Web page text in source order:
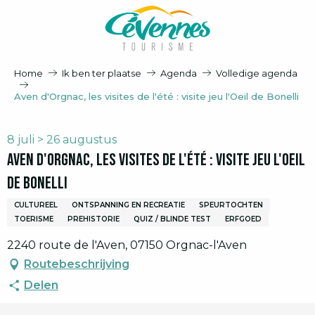
Home Ik ben ter plaatse Agenda Volledige agenda
Aven d'Orgnac, les visites de l'été : visite jeu l'Oeil de Bonelli
8 juli > 26 augustus
Aven d'Orgnac, les visites de l'été : visite jeu l'Oeil
de Bonelli
CULTUREEL ONTSPANNING EN RECREATIE
SPEURTOCHTEN
TOERISME
PREHISTORIE QUIZ / BLINDE TEST ERFGOED
2240 route de l'Aven, 07150 Orgnac-l'Aven
Routebeschrijving
Delen